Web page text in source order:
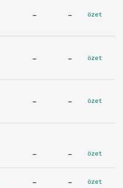
- - özet
- - özet
- - özet
- - özet
- - özet